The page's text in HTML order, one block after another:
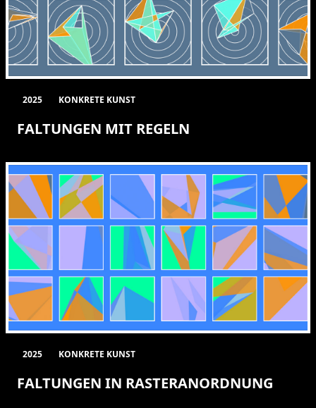
2025 KONKRETE KUNST
FALTUNGEN MIT REGELN
2025 KONKRETE KUNST
FALTUNGEN IN RASTERANORDNUNG